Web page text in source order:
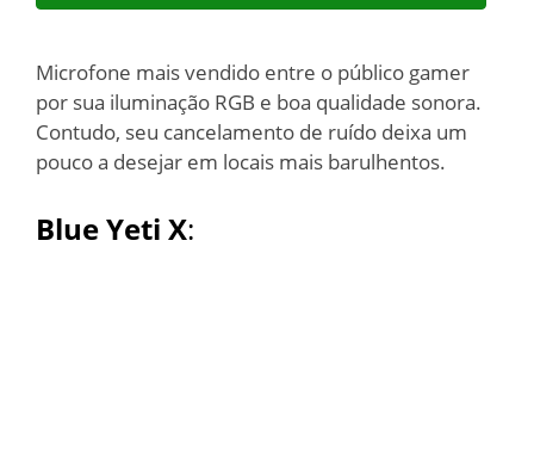
Microfone mais vendido entre o público gamer
por sua iluminação RGB e boa qualidade sonora.
Contudo, seu cancelamento de ruído deixa um
pouco a desejar em locais mais barulhentos.
Blue Yeti X: